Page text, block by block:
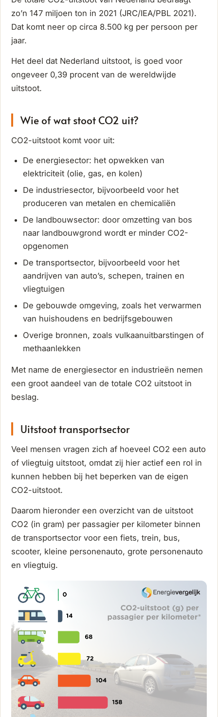
zo’n 147 miljoen ton in 2021 (JRC/IEA/PBL 2021).
Dat komt neer op circa 8.500 kg per persoon per
jaar.
Het deel dat Nederland uitstoot, is goed voor
ongeveer 0,39 procent van de wereldwijde
uitstoot.
Wie of wat stoot CO2 uit?
CO2-uitstoot komt voor uit:
De energiesector: het opwekken van
elektriciteit (olie, gas, en kolen)
De industriesector, bijvoorbeeld voor het
produceren van metalen en chemicaliën
De landbouwsector: door omzetting van bos
naar landbouwgrond wordt er minder CO2-
opgenomen
De transportsector, bijvoorbeeld voor het
aandrijven van auto’s, schepen, trainen en
vliegtuigen
De gebouwde omgeving, zoals het verwarmen
van huishoudens en bedrijfsgebouwen
Overige bronnen, zoals vulkaanuitbarstingen of
methaanlekken
Met name de energiesector en industrieën nemen
een groot aandeel van de totale CO2 uitstoot in
beslag.
Uitstoot transportsector
Veel mensen vragen zich af hoeveel CO2 een auto
of vliegtuig uitstoot, omdat zij hier actief een rol in
kunnen hebben bij het beperken van de eigen
CO2-uitstoot.
Daarom hieronder een overzicht van de uitstoot
CO2 (in gram) per passagier per kilometer binnen
de transportsector voor een fiets, trein, bus,
scooter, kleine personenauto, grote personenauto
en vliegtuig.